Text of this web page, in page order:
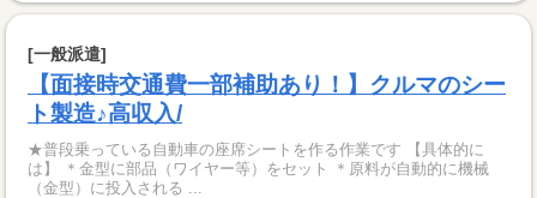
[一般派遣]
【面接時交通費一部補助あり！】クルマのシー
ト製造♪高収入/
★普段乗っている自動車の座席シートを作る作業です 【具体的に
は】 ＊金型に部品（ワイヤー等）をセット ＊原料が自動的に機械
（金型）に投入される ...